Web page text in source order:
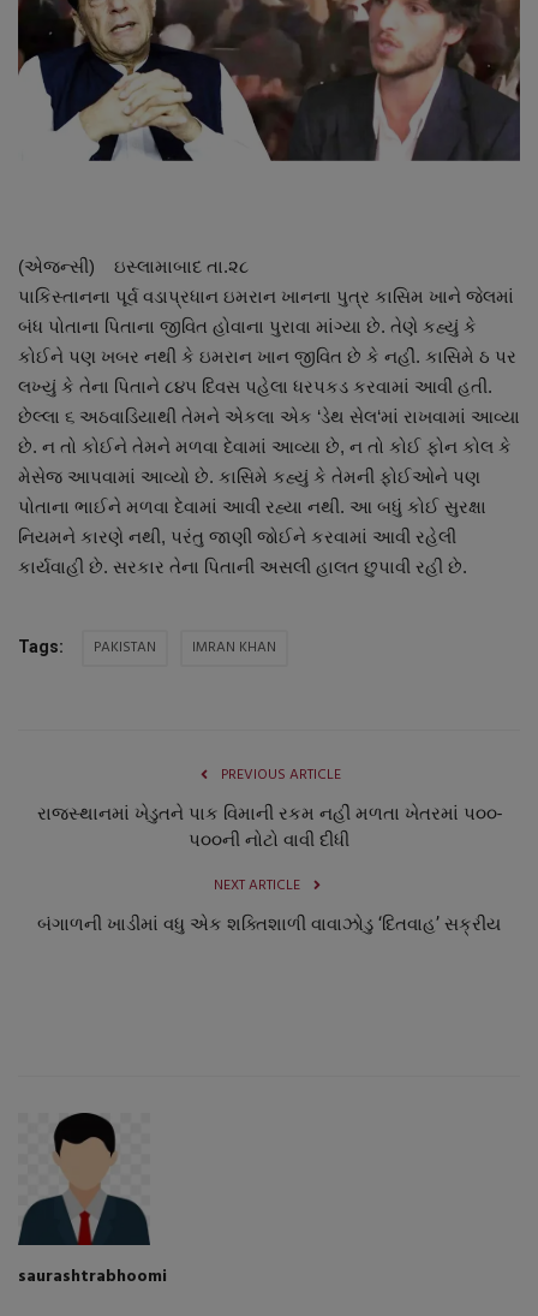
About Author
Contact
Dipotsav Special
રાષ્ટ્રીય
ગુજરાત
જુનાગઢ
Support US
બજારના સમાચાર
નાણાંકીય સમાચાર
ગુનાખોરી
સ્વાસ્થ્ય
(એજન્સી) ઇસ્લામાબાદ તા.૨૮
પાકિસ્તાનના પૂર્વ વડાપ્રધાન ઇમરાન ખાનના પુત્ર કાસિમ ખાને જેલમાં
બંધ પોતાના પિતાના જીવિત હોવાના પુરાવા માંગ્યા છે. તેણે કહ્યું કે
કોઈને પણ ખબર નથી કે ઇમરાન ખાન જીવિત છે કે નહીં. કાસિમે ઠ પર
લખ્યું કે તેના પિતાને ૮૪૫ દિવસ પહેલા ધરપકડ કરવામાં આવી હતી.
છેલ્લા ૬ અઠવાડિયાથી તેમને એકલા એક ‘ડેથ સેલ‘માં રાખવામાં આવ્યા
છે. ન તો કોઈને તેમને મળવા દેવામાં આવ્યા છે, ન તો કોઈ ફોન કોલ કે
મેસેજ આપવામાં આવ્યો છે. કાસિમે કહ્યું કે તેમની ફોઈઓને પણ
પોતાના ભાઈને મળવા દેવામાં આવી રહ્યા નથી. આ બધું કોઈ સુરક્ષા
નિયમને કારણે નથી, પરંતુ જાણી જોઈને કરવામાં આવી રહેલી
કાર્યવાહી છે. સરકાર તેના પિતાની અસલી હાલત છુપાવી રહી છે.
Tags: PAKISTAN IMRAN KHAN
PREVIOUS ARTICLE
રાજસ્થાનમાં ખેડુતને પાક વિમાની રકમ નહીં મળતા ખેતરમાં પ૦૦-
પ૦૦ની નોટો વાવી દીધી
NEXT ARTICLE
બંગાળની ખાડીમાં વધુ એક શક્તિશાળી વાવાઝોડુ ‘દિતવાહ’ સક્રીય
saurashtrabhoomi